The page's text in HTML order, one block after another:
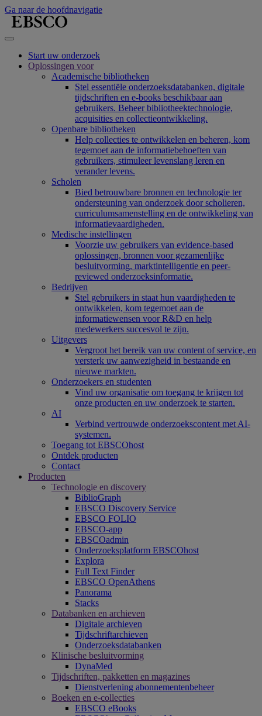
Ga naar de hoofdnavigatie
Start uw onderzoek
Oplossingen voor
Academische bibliotheken
Stel essentiële onderzoeksdatabanken, digitale
tijdschriften en e-books beschikbaar aan
gebruikers. Beheer bibliotheektechnologie,
acquisities en collectieontwikkeling.
Openbare bibliotheken
Help collecties te ontwikkelen en beheren, kom
tegemoet aan de informatiebehoeften van
gebruikers, stimuleer levenslang leren en
verander levens.
Scholen
Bied betrouwbare bronnen en technologie ter
ondersteuning van onderzoek door scholieren,
curriculumsamenstelling en de ontwikkeling van
informatievaardigheden.
Medische instellingen
Voorzie uw gebruikers van evidence-based
oplossingen, bronnen voor gezamenlijke
besluitvorming, marktintelligentie en peer-
reviewed onderzoeksinformatie.
Bedrijven
Stel gebruikers in staat hun vaardigheden te
ontwikkelen, kom tegemoet aan de
informatiewensen voor R&D en help
medewerkers succesvol te zijn.
Uitgevers
Vergroot het bereik van uw content of service, en
versterk uw aanwezigheid in bestaande en
nieuwe markten.
Onderzoekers en studenten
Vind uw organisatie om toegang te krijgen tot
onze producten en uw onderzoek te starten.
AI
Verbind vertrouwde onderzoekscontent met AI-
systemen.
Toegang tot EBSCOhost
Ontdek producten
Contact
Producten
Technologie en discovery
BiblioGraph
EBSCO Discovery Service
EBSCO FOLIO
EBSCO-app
EBSCOadmin
Onderzoeksplatform EBSCOhost
Explora
Full Text Finder
EBSCO OpenAthens
Panorama
Stacks
Databanken en archieven
Digitale archieven
Tijdschriftarchieven
Onderzoeksdatabanken
Klinische besluitvorming
DynaMed
Tijdschriften, pakketten en magazines
Dienstverlening abonnementenbeheer
Boeken en e-collecties
EBSCO eBooks